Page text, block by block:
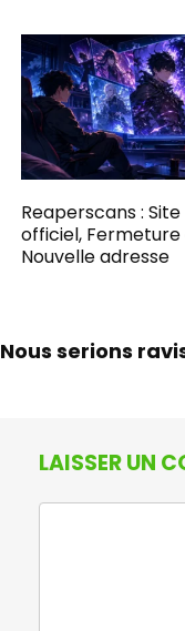
Reaperscans : Site
officiel,
Nouvelle adresse
Nous serions
LAISSER UN